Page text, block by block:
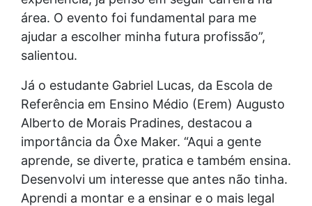
área. O evento foi fundamental para me
ajudar a escolher minha futura profissão”,
salientou.
Já o estudante Gabriel Lucas, da Escola de
Referência em Ensino Médio (Erem) Augusto
Alberto de Morais Pradines, destacou a
importância da Ôxe Maker. “Aqui a gente
aprende, se diverte, pratica e também ensina.
Desenvolvi um interesse que antes não tinha.
Aprendi a montar e a ensinar e o mais legal